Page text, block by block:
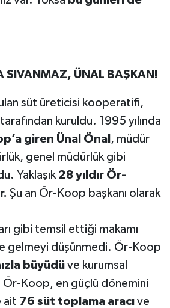
SIVANMAZ, ÜNAL BAŞKAN!
süt üreticisi kooperatifi,
kuruldu. 1995 yılında
giren Ünal Önal , müdür
genel müdürlük gibi
Yaklaşık 28 yıldır Ör-
Şu an Ör-Koop başkanı olarak
gibi temsil ettiği makamı
gelmeyi düşünmedi. Ör-Koop
büyüdüve kurumsal
Koop, en güçlü dönemini
ait 76 süt toplama aracıve